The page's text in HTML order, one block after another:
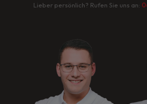
Lieber persönlich? Rufen Sie uns an: